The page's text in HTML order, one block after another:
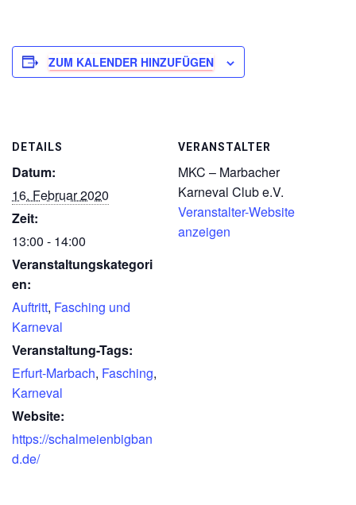
ZUM KALENDER HINZUFÜGEN
DETAILS
Datum:
16. Februar 2020
Zeit:
13:00 - 14:00
Veranstaltungskategori
en:
Auftritt, Fasching und
Karneval
Veranstaltung-Tags:
Erfurt-Marbach, Fasching,
Karneval
Website:
https://schalmeienbigban
d.de/
VERANSTALTER
MKC – Marbacher
Karneval Club e.V.
Veranstalter-Website
anzeigen